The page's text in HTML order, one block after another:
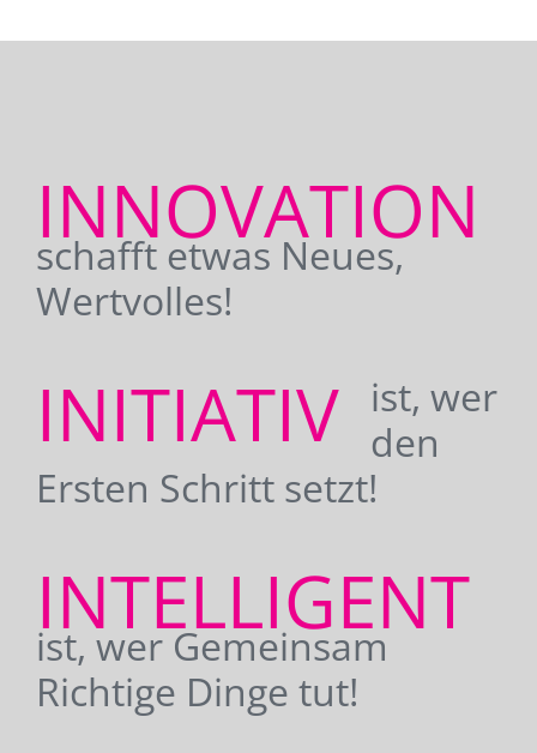
INNOVATION
schafft etwas Neues,
Wertvolles!
INITIATIV
ist, wer
den
Ersten Schritt setzt!
INTELLIGENT
ist, wer Gemeinsam
Richtige Dinge tut!